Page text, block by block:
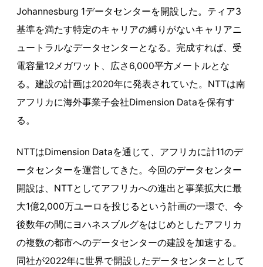
Johannesburg 1データセンターを開設した。ティア3
基準を満たす特定のキャリアの縛りがないキャリアニ
ュートラルなデータセンターとなる。完成すれば、受
電容量12メガワット、広さ6,000平方メートルとな
る。建設の計画は2020年に発表されていた。NTTは南
アフリカに海外事業子会社Dimension Dataを保有す
る。
NTTはDimension Dataを通じて、アフリカに計11のデ
ータセンターを運営してきた。今回のデータセンター
開設は、NTTとしてアフリカへの進出と事業拡大に最
大1億2,000万ユーロを投じるという計画の一環で、今
後数年の間にヨハネスブルグをはじめとしたアフリカ
の複数の都市へのデータセンターの建設を加速する。
同社が2022年に世界で開設したデータセンターとして